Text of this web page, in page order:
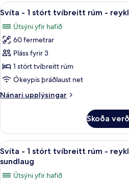
reyklaust
1
tvíbreitt
rúm
reyklaust
Skoða
allar
myndir
fyrir
Svíta
-
1
tvíbreitt
reyklaust
-
sjávarsýn
8
Svíta - 1 stórt tvíbreitt rúm -
Útsýni yfir hafið
60 fermetrar
Pláss fyrir 3
1 stórt tvíbreitt rúm
Ókeypis þráðlaust net
Nánari upplýsingar
Nánari
-
stórt
tvíbreitt
-
Skoða
Skoða
allar
myndir
fyrir
7
Svíta - 1 stórt tvíbreitt rúm -
sundlaug
Útsýni yfir hafið